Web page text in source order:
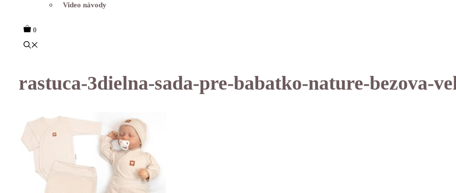
Video návody
0
rastuca-3dielna-sada-pre-babatko-nature-bezova-